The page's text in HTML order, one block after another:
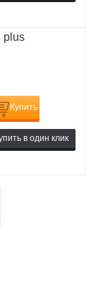
plus
Купить
в один клик